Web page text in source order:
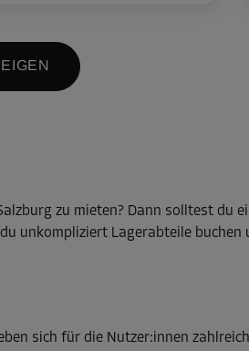
zu mieten? Dann solltest du
unkompliziert Lagerabteile buchen
sich für die Nutzer:innen